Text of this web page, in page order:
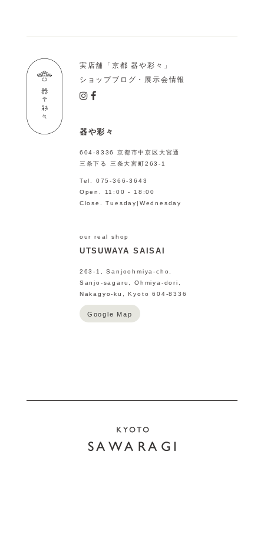
実店舗「京都 器や彩々」
ショップブログ・展示会情報
器や彩々
604-8336 京都市中京区大宮通
三条下る 三条大宮町263-1
Tel. 075-366-3643
Open. 11:00 - 18:00
Close. Tuesday|Wednesday
our real shop
UTSUWAYA SAISAI
263-1, Sanjoohmiya-cho,
Sanjo-sagaru, Ohmiya-dori,
Nakagyo-ku, Kyoto 604-8336
Google Map